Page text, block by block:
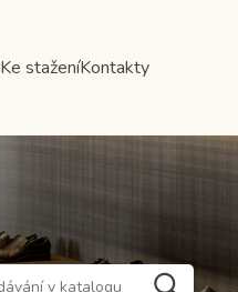
Ke staženíKontakty